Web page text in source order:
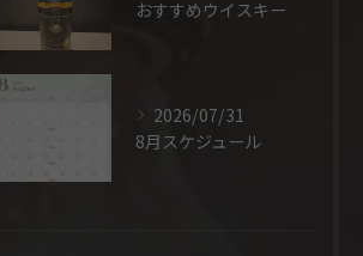
おすすめウイスキー
2026/07/31
8月スケジュール